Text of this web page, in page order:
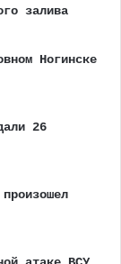
залива
Ногинске
26